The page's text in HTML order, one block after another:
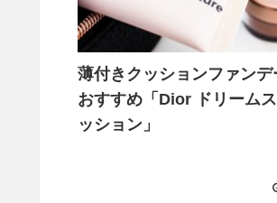
薄付きクッションファン
おすすめ「Dior ドリーム
ッション」